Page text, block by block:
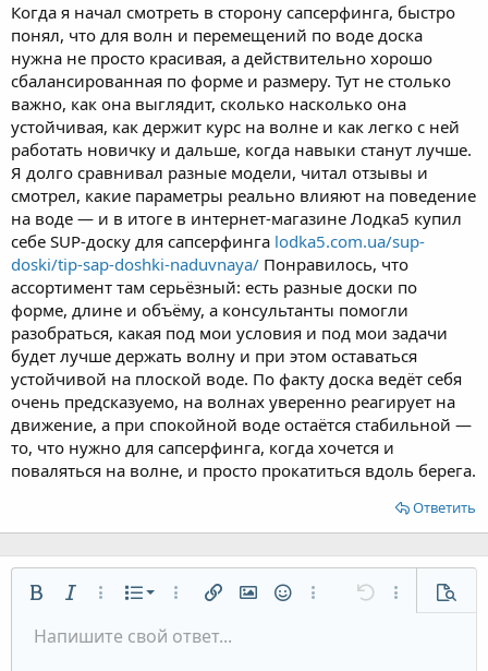
Когда я начал смотреть в сторону сапсерфинга, быстро
понял, что для волн и перемещений по воде доска
нужна не просто красивая, а действительно хорошо
сбалансированная по форме и размеру. Тут не столько
важно, как она выглядит, сколько насколько она
устойчивая, как держит курс на волне и как легко с ней
работать новичку и дальше, когда навыки станут лучше.
Я долго сравнивал разные модели, читал отзывы и
смотрел, какие параметры реально влияют на поведение
на воде — и в итоге в интернет‑магазине Лодка5 купил
себе SUP‑доску для сапсерфинга lodka5.com.ua/sup-
doski/tip-sap-doshki-naduvnaya/ Понравилось, что
ассортимент там серьёзный: есть разные доски по
форме, длине и объёму, а консультанты помогли
разобраться, какая под мои условия и под мои задачи
будет лучше держать волну и при этом оставаться
устойчивой на плоской воде. По факту доска ведёт себя
очень предсказуемо, на волнах уверенно реагирует на
движение, а при спокойной воде остаётся стабильной —
то, что нужно для сапсерфинга, когда хочется и
поваляться на волне, и просто прокатиться вдоль берега.
Ответить
ЖирныйКурсивДополнительно...
Список Нумерованный список
Маркированный список
Дополнительно...
Вставить ссылку
Вставить изображение
СмайлыДополнительно...
Отменить
Размер шрифта
9
Цвет текста
Шрифт Arial
Зачёркнутый
Подчёркнутый
Однострочный код
ВыравниваниеПо левому краю
Формат параграфа
Обычный
ЦитатаМедиаВставить таблицу
Вставить горизонтальную линию
Спойлер
Код
Повторить
Переключить режим работы редактора
Удалить форматирование
ЧерновикиСохранить черновик
Напишите свой ответ...